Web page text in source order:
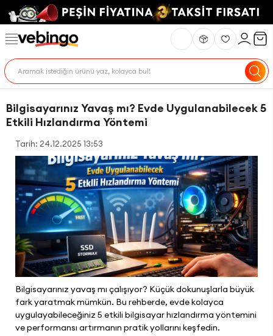
Bilgisayarınız Yavaş mı? Evde Uygulanabilecek 5
Etkili Hızlandırma Yöntemi
Tarih: 24.12.2025 13:53
Bilgisayarınız yavaş mı çalışıyor? Küçük dokunuşlarla büyük
fark yaratmak mümkün. Bu rehberde, evde kolayca
uygulayabileceğiniz 5 etkili bilgisayar hızlandırma yöntemini
ve performansı artırmanın pratik yollarını keşfedin.